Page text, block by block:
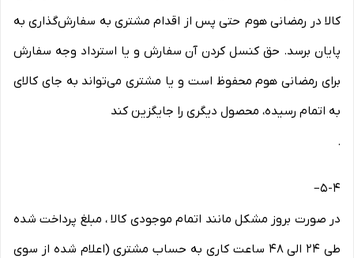
کالا در رمضانی هوم حتی پس از اقدام مشتری به سفارش‌‏گذاری به
پایان برسد. حق کنسل کردن آن سفارش و یا استرداد وجه سفارش
برای رمضانی هوم محفوظ است و یا مشتری می‏‌تواند به جای کالای
به اتمام رسیده، محصول دیگری را جایگزین کند
.
5-۴–
در صورت بروز مشکل مانند اتمام موجودی کالا ، مبلغ پرداخت شده
طی ۲۴ الی ۴۸ ساعت کاری به حساب مشتری (اعلام شده از سوی